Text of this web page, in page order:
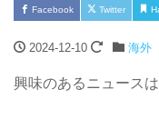
Facebook Twitter
2024-12-10 海外
興味のあるニュース